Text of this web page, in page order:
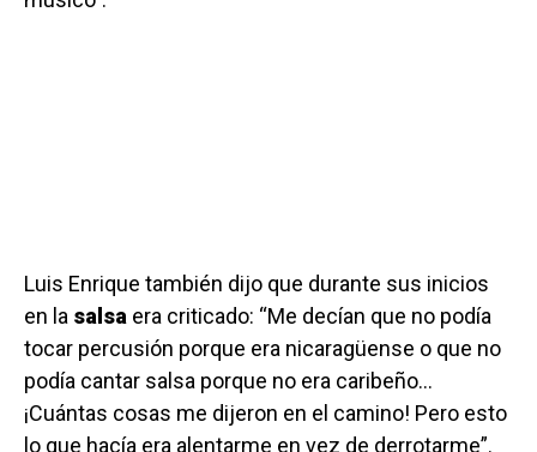
Luis Enrique también dijo que durante sus inicios
en la salsa era criticado: “Me decían que no podía
tocar percusión porque era nicaragüense o que no
podía cantar salsa porque no era caribeño…
¡Cuántas cosas me dijeron en el camino! Pero esto
lo que hacía era alentarme en vez de derrotarme”.